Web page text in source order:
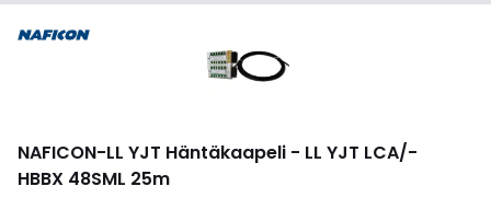
NAFICON-LL YJT Häntäkaapeli - LL YJT LCA/-
HBBX 48SML 25m